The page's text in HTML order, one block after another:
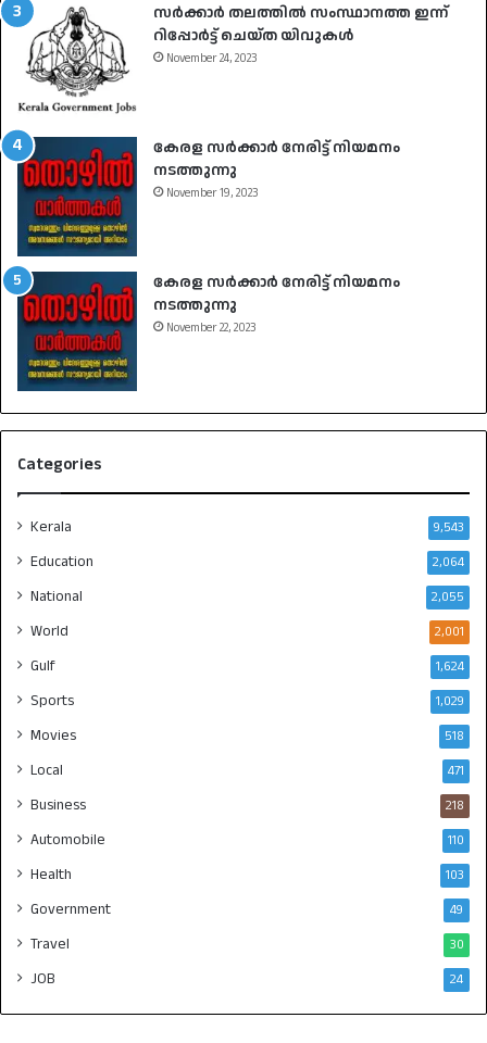
സർക്കാർ തലത്തിൽ സംസ്ഥാനത്ത ഇന്ന്
റിപ്പോർട്ട് ചെയ്ത യിവുകൾ
November 24, 2023
കേരള സർക്കാർ നേരിട്ട് നിയമനം
നടത്തുന്നു
November 19, 2023
കേരള സർക്കാർ നേരിട്ട് നിയമനം
നടത്തുന്നു
November 22, 2023
Categories
Kerala 9,543
Education 2,064
National 2,055
World 2,001
Gulf 1,624
Sports 1,029
Movies 518
Local 471
Business 218
Automobile 110
Health 103
Government 49
Travel 30
JOB 24